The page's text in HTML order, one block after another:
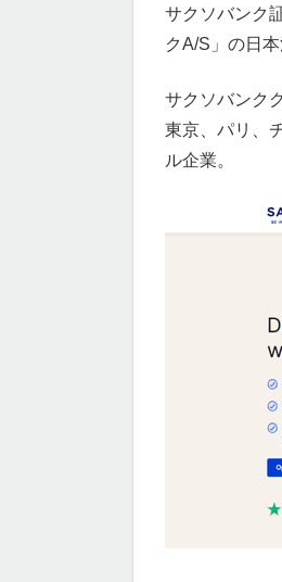
サクソバンク
クA/S」の日本
サクソバンク
東京、パリ、
ル企業。